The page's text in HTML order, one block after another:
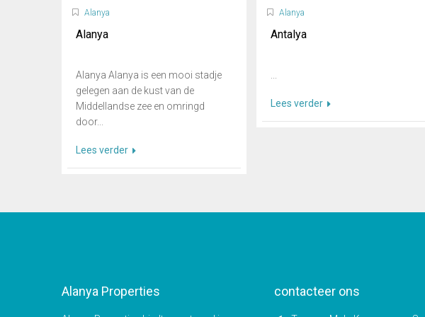
Alanya
Alanya
Alanya Alanya is een mooi stadje
gelegen aan de kust van de
Middellandse zee en omringd
door...
Lees verder
Alanya
Antalya
Lees verder
Alanya Properties contacteer ons